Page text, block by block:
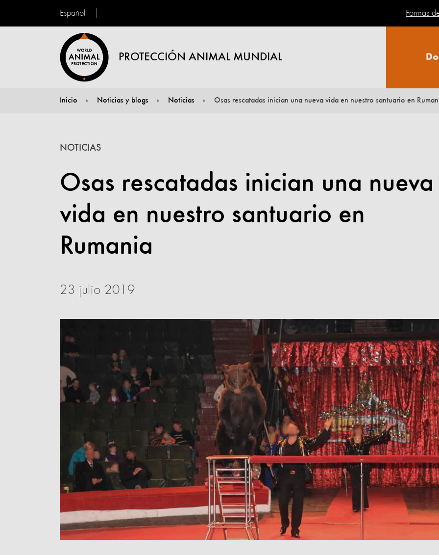
Español
PROTECCIÓN ANIMAL MUNDIAL
Formas
Inicio Noticias y blogs Noticias Osas rescatadas inician una nueva vida en nuestro santuario en
Osas rescatadas inician una nueva
vida en nuestro santuario en
Rumania
NOTICIAS
23 julio 2019